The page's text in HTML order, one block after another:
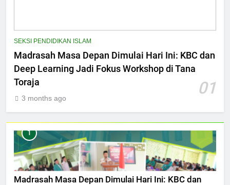
SEKSI PENDIDIKAN ISLAM
Madrasah Masa Depan Dimulai Hari Ini: KBC dan
Deep Learning Jadi Fokus Workshop di Tana
Toraja
01
3 months ago
1
Madrasah Masa Depan Dimulai Hari Ini: KBC dan